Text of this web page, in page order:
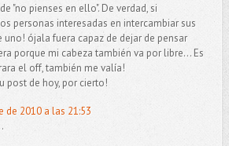
"no pienses en ello". De verdad, si
personas interesadas en intercambiar sus
uno! ójala fuera capaz de dejar de pensar
porque mi cabeza también va por libre... Es
el off, también me valía!
post de hoy, por cierto!
de 2010 a las 21:53